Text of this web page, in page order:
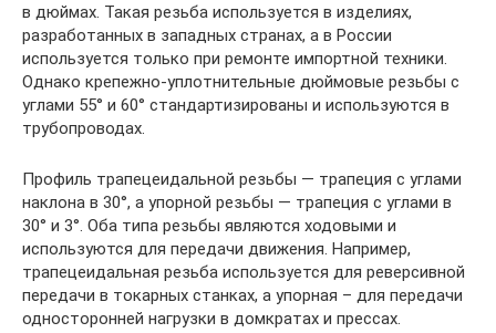
в дюймах. Такая резьба используется в изделиях,
разработанных в западных странах, а в России
используется только при ремонте импортной техники.
Однако крепежно-уплотнительные дюймовые резьбы с
углами 55° и 60° стандартизированы и используются в
трубопроводах.
Профиль трапецеидальной резьбы — трапеция с углами
наклона в 30°, а упорной резьбы — трапеция с углами в
30° и 3°. Оба типа резьбы являются ходовыми и
используются для передачи движения. Например,
трапецеидальная резьба используется для реверсивной
передачи в токарных станках, а упорная – для передачи
односторонней нагрузки в домкратах и прессах.